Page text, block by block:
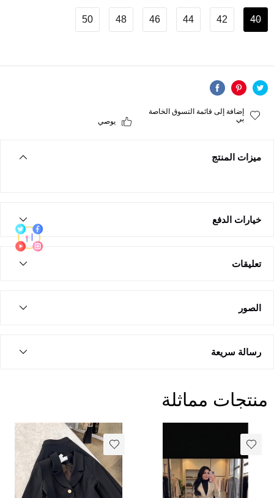
40
42
44
46
48
50
إضافة إلى قائمة التسوق الخاصة
بي
يوصي
ميزات المنتج
خيارات الدفع
تعليقات
الصور
رسالة سريعة
منتجات مماثلة